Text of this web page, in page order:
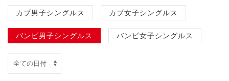
カブ男子シングルス カブ女子シングルス
バンビ男子シングルス バンビ女子シングルス